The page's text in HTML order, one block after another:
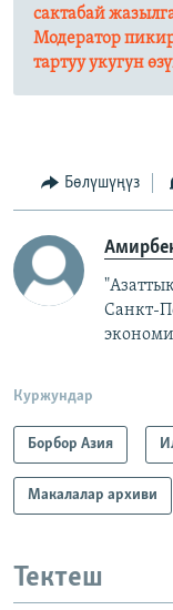
сактабай
Модератор
тартуу укугун
Бөлүшүңүз
Санкт-
Куржундар
Борбор Азия
Макалалар архиви
Тектеш